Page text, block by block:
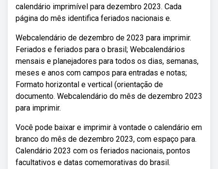
calendário imprimível para dezembro 2023. Cada
página do mês identifica feriados nacionais e.
Webcalendário de dezembro de 2023 para imprimir.
Feriados e feriados para o brasil; Webcalendários
mensais e planejadores para todos os dias, semanas,
meses e anos com campos para entradas e notas;
Formato horizontal e vertical (orientação de
documento. Webcalendário do mês de dezembro 2023
para imprimir.
Você pode baixar e imprimir à vontade o calendário em
branco do mês de dezembro 2023, com espaço para.
Calendário 2023 com os feriados nacionais, pontos
facultativos e datas comemorativas do brasil.